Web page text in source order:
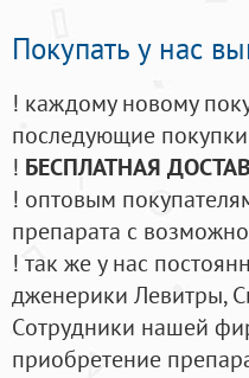
Покупать у нас
! каждому новому
последующие покупки
! БЕСПЛАТНАЯ
! оптовым
препарата с
! так же у нас
дженерики Левитры,
Cотрудники нашей
приобретение